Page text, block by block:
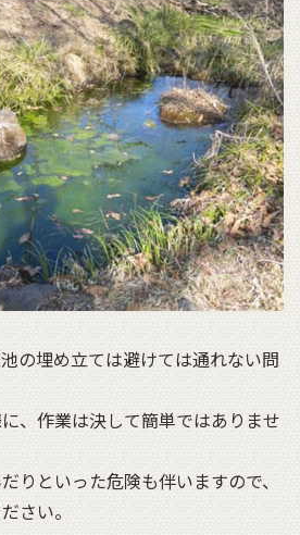
の埋め立ては避けては通れない問
、作業は決して簡単ではありませ
りといった危険も伴いますので、
さい。